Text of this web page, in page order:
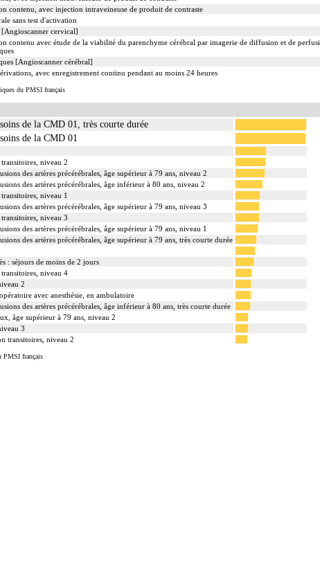
contenu, avec injection intraveineuse de produit de contraste
sans test d'activation
[Angioscanner cervical]
contenu avec étude de la viabilité du parenchyme cérébral par imagerie de diffusion et de
[Angioscanner cérébral]
avec enregistrement continu pendant au moins 24 heures
du PMSI français
de la CMD 01, très courte durée
de la CMD 01
niveau 2
des artères précérébrales, âge supérieur à 79 ans, niveau 2
des artères précérébrales, âge inférieur à 80 ans, niveau 2
niveau 1
des artères précérébrales, âge supérieur à 79 ans, niveau 3
niveau 3
des artères précérébrales, âge supérieur à 79 ans, niveau 1
des artères précérébrales, âge supérieur à 79 ans, très courte durée
: séjours de moins de 2 jours
niveau 4
2
avec anesthésie, en ambulatoire
des artères précérébrales, âge inférieur à 80 ans, très courte durée
âge supérieur à 79 ans, niveau 2
3
transitoires, niveau 2
PMSI français